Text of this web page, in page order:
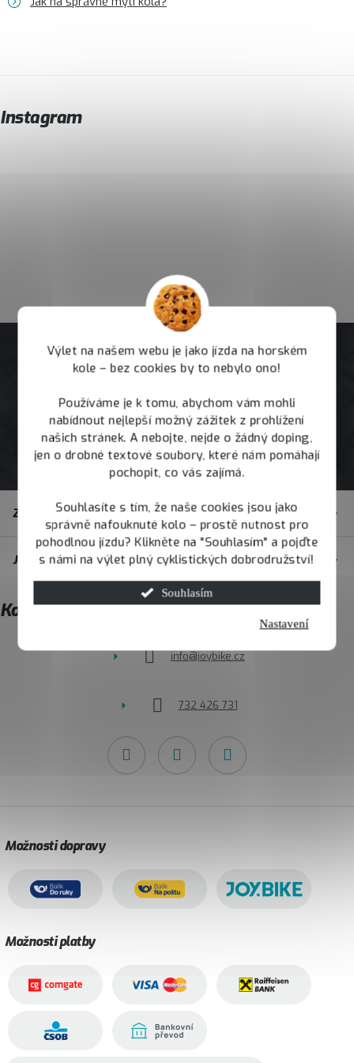
Výlet na našem webu je jako jízda na horském
kole – bez cookies by to nebylo ono!
Používáme je k tomu, abychom vám mohli
nabídnout nejlepší možný zážitek z prohlížení
našich stránek. A nebojte, nejde o žádný doping,
jen o drobné textové soubory, které nám pomáhají
pochopit, co vás zajímá.
Souhlasíte s tím, že naše cookies jsou jako
správně nafouknuté kolo – prostě nutnost pro
pohodlnou jízdu? Klikněte na "Souhlasím" a pojďte
s námi na výlet plný cyklistických dobrodružství!
Souhlasím
Nastavení
Instagram
t
í
Zákaznický servis
JOY.BIKE
Kontakt
info@joybike.cz
732 426 731
Možnosti dopravy
Možnosti platby